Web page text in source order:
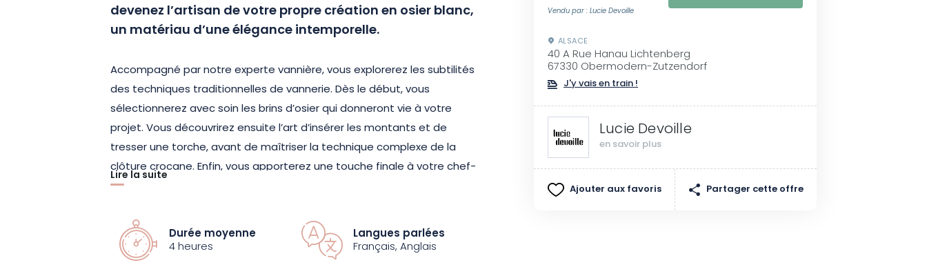
devenez l’artisan de votre propre création en osier blanc,
un matériau d’une élégance intemporelle.
Accompagné par notre experte vannière, vous explorerez les subtilités
des techniques traditionnelles de vannerie. Dès le début, vous
sélectionnerez avec soin les brins d’osier qui donneront vie à votre
projet. Vous découvrirez ensuite l’art d’insérer les montants et de
tresser une torche, avant de maîtriser la technique complexe de la
clôture crocane. Enfin, vous apporterez une touche finale à votre chef-
d’œuvre avec une bordure impeccable.
Tout au long de l’atelier, savourez une sélection de boissons pour
agrémenter ce moment convivial et créatif.
Lire la suite
Durée moyenne
4 heures
Langues parlées
Français, Anglais
Vendu par : Lucie Devoille
ALSACE
40 A Rue Hanau Lichtenberg
67330 Obermodern-Zutzendorf
J'y vais en train !
Lucie Devoille
en savoir plus
Ajouter aux favoris Partager cette offre